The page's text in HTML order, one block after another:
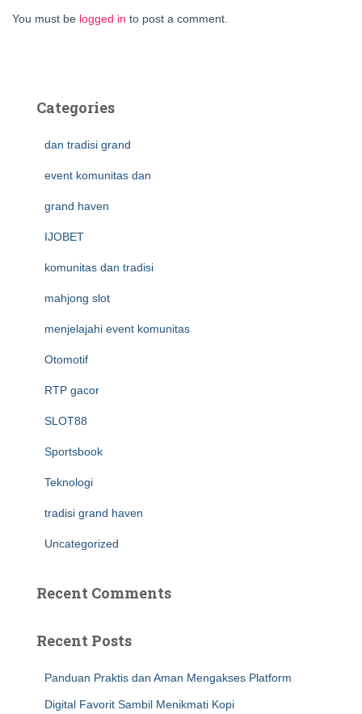
You must be logged in to post a comment.
Categories
dan tradisi grand
event komunitas dan
grand haven
IJOBET
komunitas dan tradisi
mahjong slot
menjelajahi event komunitas
Otomotif
RTP gacor
SLOT88
Sportsbook
Teknologi
tradisi grand haven
Uncategorized
Recent Comments
Recent Posts
Panduan Praktis dan Aman Mengakses Platform
Digital Favorit Sambil Menikmati Kopi